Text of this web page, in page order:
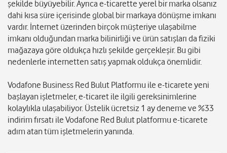
şekilde büyüyebilir. Ayrıca e-ticarette yerel bir marka olsanız
dahi kısa süre içerisinde global bir markaya dönüşme imkanı
vardır. İnternet üzerinden birçok müşteriye ulaşabilme
imkanı olduğundan marka bilinirliği ve ürün satışları da fiziki
mağazaya göre oldukça hızlı şekilde gerçekleşir. Bu gibi
nedenlerle internetten satış yapmak oldukça önemlidir.
Vodafone Business Red Bulut Platformu ile e-ticarete yeni
başlayan işletmeler, e-ticaret ile ilgili gereksinimlerine
kolaylıkla ulaşabiliyor. Üstelik ücretsiz 1 ay deneme ve %33
indirim fırsatı ile Vodafone Red Bulut platformu e-ticarete
adım atan tüm işletmelerin yanında.